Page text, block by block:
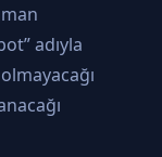
adıyla